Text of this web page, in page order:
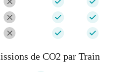
de CO2 par Train